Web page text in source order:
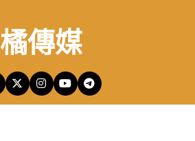
橘傳媒